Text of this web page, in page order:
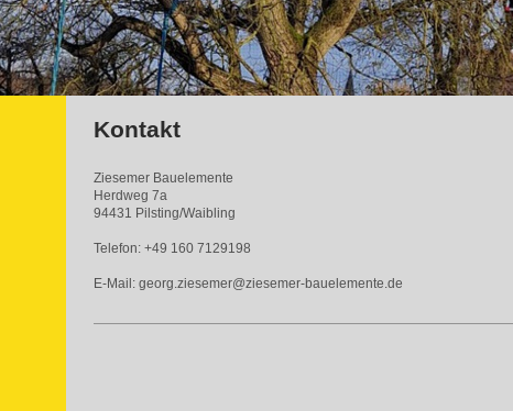
Kontakt
Ziesemer Bauelemente
Herdweg 7a
94431 Pilsting/Waibling
Telefon: +49 160 7129198
E-Mail: georg.ziesemer@ziesemer-bauelemente.de